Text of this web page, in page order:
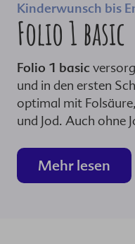
Kinderwunsch bis
Folio 1 basic
Folio 1 basic
und in den ersten
optimal mit
und Jod. Auch ohne
Mehr lesen